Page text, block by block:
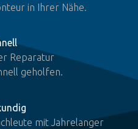
in Ihrer Nähe.
Reparatur
geholfen.
mit Jahrelanger